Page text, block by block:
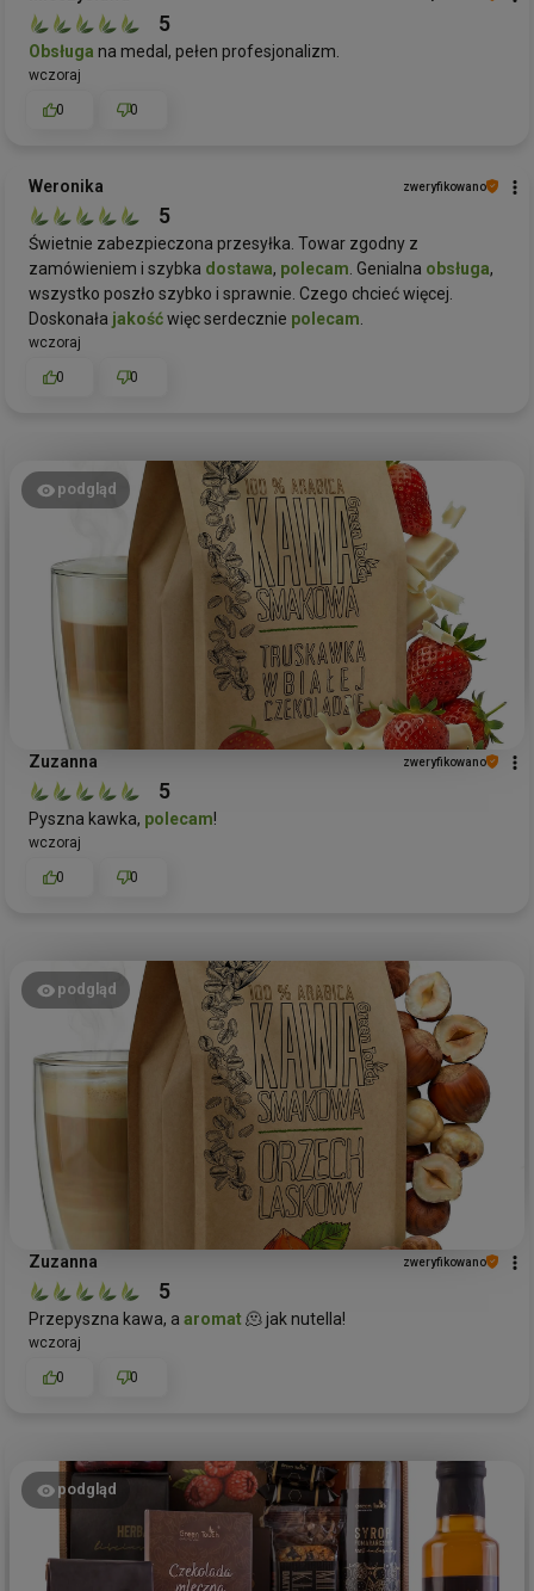
5
Obsługa na medal, pełen profesjonalizm.
wczoraj
0 0
Weronika zweryfikowano
5
Świetnie zabezpieczona przesyłka. Towar zgodny z
zamówieniem i szybka dostawa, polecam . Genialna obsługa,
wszystko poszło szybko i sprawnie. Czego chcieć więcej.
Doskonała jakośćwięc serdecznie polecam
wczoraj
0 0
podgląd
Zuzanna zweryfikowano
5
Pyszna kawka, polecam!
wczoraj
0 0
podgląd
Zuzanna zweryfikowano
5
Przepyszna kawa, a aromat🫠 jak nutella!
wczoraj
0 0
podgląd